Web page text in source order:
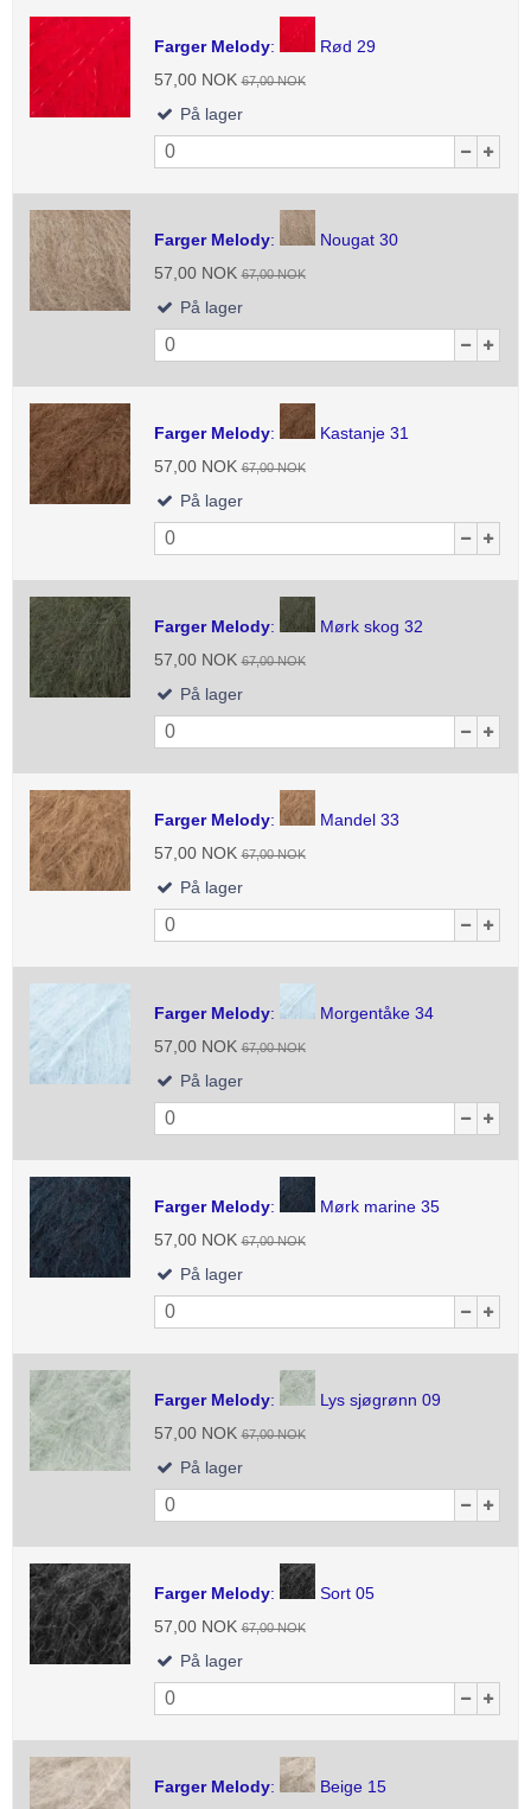
Farger Melody:
Rød 29
57,00 NOK 67,00 NOK
På lager
Farger Melody:
Nougat 30
57,00 NOK 67,00 NOK
På lager
Farger Melody:
Kastanje 31
57,00 NOK 67,00 NOK
På lager
Farger Melody:
Mørk skog 32
57,00 NOK 67,00 NOK
På lager
Farger Melody:
Mandel 33
57,00 NOK 67,00 NOK
På lager
Farger Melody:
Morgentåke 34
57,00 NOK 67,00 NOK
På lager
Farger Melody:
Mørk marine 35
57,00 NOK 67,00 NOK
På lager
Farger Melody:
Lys sjøgrønn 09
57,00 NOK 67,00 NOK
På lager
Farger Melody:
Sort 05
57,00 NOK 67,00 NOK
På lager
Farger Melody:
Beige 15